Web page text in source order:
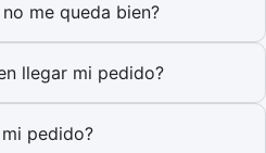
me queda bien?
llegar mi pedido?
pedido?